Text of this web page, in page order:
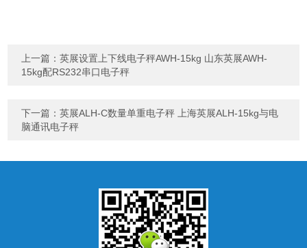
上一篇：英展设置上下线电子秤AWH-15kg 山东英展AWH-
15kg配RS232串口电子秤
下一篇：英展ALH-C数量单重电子秤 上海英展ALH-15kg与电
脑通讯电子秤